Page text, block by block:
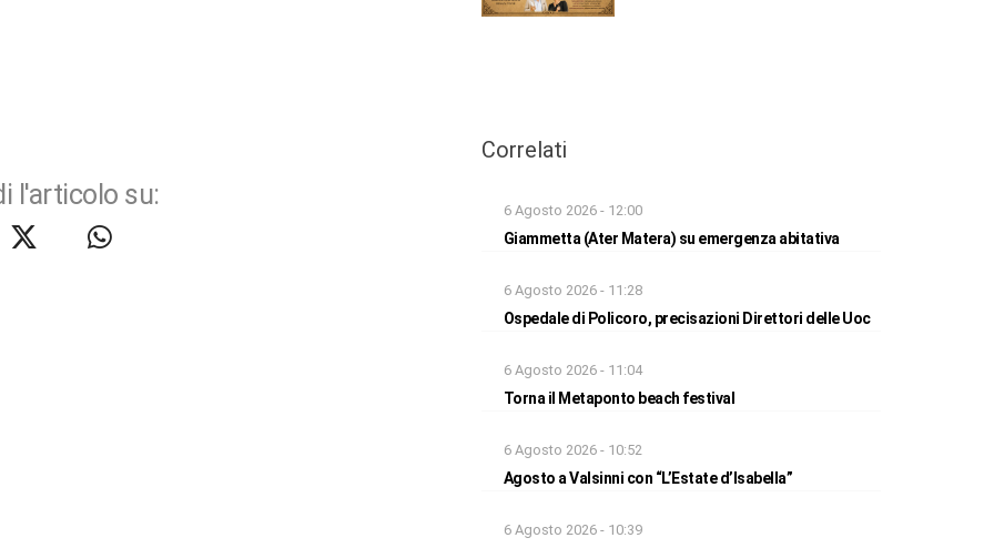
l'articolo su:
Correlati
6 Agosto 2026 - 12:00
Giammetta (Ater Matera) su emergenza abitativa
6 Agosto 2026 - 11:28
Ospedale di Policoro, precisazioni Direttori delle Uoc
6 Agosto 2026 - 11:04
Torna il Metaponto beach festival
6 Agosto 2026 - 10:52
Agosto a Valsinni con “L’Estate d’Isabella”
6 Agosto 2026 - 10:39